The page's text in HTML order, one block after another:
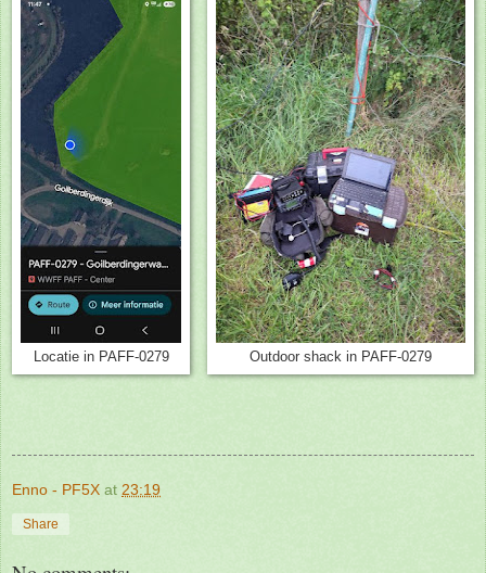
Locatie in PAFF-0279 Outdoor shack in PAFF-0279
Enno - PF5X at 23:19
Share